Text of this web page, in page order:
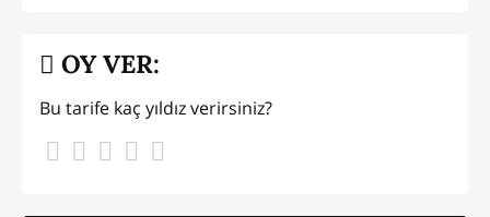
OY VER:
Bu tarife kaç yıldız verirsiniz?